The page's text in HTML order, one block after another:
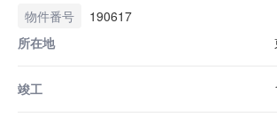
物件番号
190617
所在地
竣工